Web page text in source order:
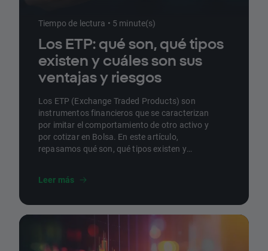
Tiempo de lectura • 5 minute(s)
Los ETP: qué son, qué tipos
existen y cuáles son sus
ventajas y riesgos
Los ETP (Exchange Traded Products) son
instrumentos financieros que se caracterizan
por imitar el comportamiento de otro activo y
por cotizar en Bolsa. En este artículo,
repasamos qué son, qué tipos existen y
Leer más